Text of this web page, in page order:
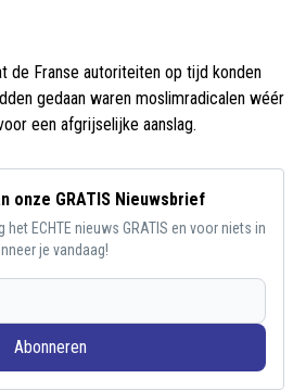
de Franse autoriteiten op tijd konden
gedaan waren moslimradicalen wéér
een afgrijselijke aanslag.
onze GRATIS Nieuwsbrief
het ECHTE nieuws GRATIS en voor niets in
je vandaag!
Abonneren